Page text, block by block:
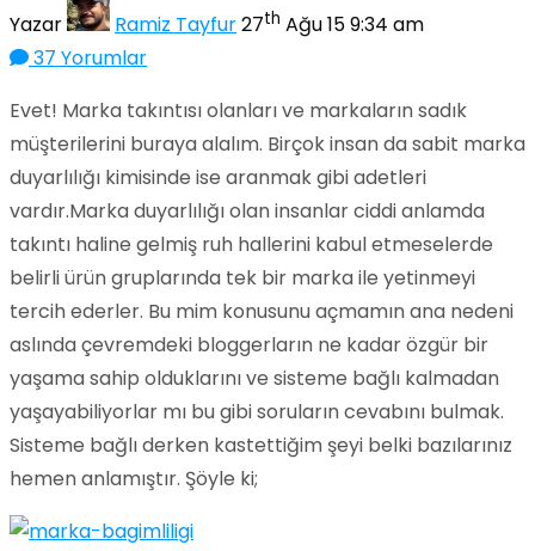
Yazar Ramiz Tayfur27th Ağu 15 9:34 am
37 Yorumlar
Evet! Marka takıntısı olanları ve markaların sadık
müşterilerini buraya alalım. Birçok insan da sabit marka
duyarlılığı kimisinde ise aranmak gibi adetleri
vardır.Marka duyarlılığı olan insanlar ciddi anlamda
takıntı haline gelmiş ruh hallerini kabul etmeselerde
belirli ürün gruplarında tek bir marka ile yetinmeyi
tercih ederler. Bu mim konusunu açmamın ana nedeni
aslında çevremdeki bloggerların ne kadar özgür bir
yaşama sahip olduklarını ve sisteme bağlı kalmadan
yaşayabiliyorlar mı bu gibi soruların cevabını bulmak.
Sisteme bağlı derken kastettiğim şeyi belki bazılarınız
hemen anlamıştır. Şöyle ki;